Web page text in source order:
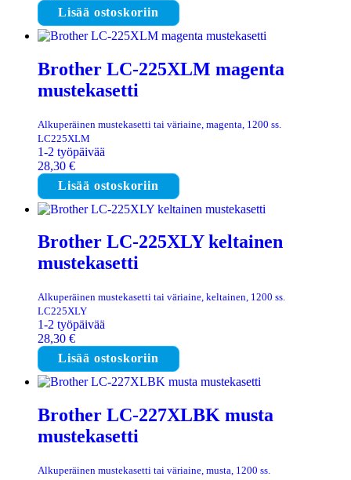
Lisää ostoskoriin
Brother LC-225XLM magenta
mustekasetti
Alkuperäinen mustekasetti tai väriaine, magenta, 1200 ss.
LC225XLM
1-2 työpäivää
28,30 €
Lisää ostoskoriin
Brother LC-225XLY keltainen
mustekasetti
Alkuperäinen mustekasetti tai väriaine, keltainen, 1200 ss.
LC225XLY
1-2 työpäivää
28,30 €
Lisää ostoskoriin
Brother LC-227XLBK musta
mustekasetti
Alkuperäinen mustekasetti tai väriaine, musta, 1200 ss.